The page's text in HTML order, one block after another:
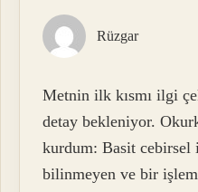
Rüzgar
Metnin ilk kısmı ilgi
detay bekleniyor.
kurdum: Basit cebirsel
bilinmeyen ve bir